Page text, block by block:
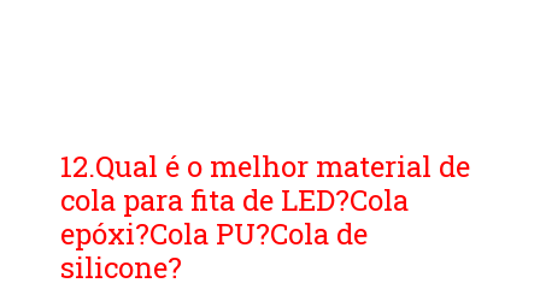
12.Qual é o melhor material de
cola para fita de LED?Cola
epóxi?Cola PU?Cola de
silicone?